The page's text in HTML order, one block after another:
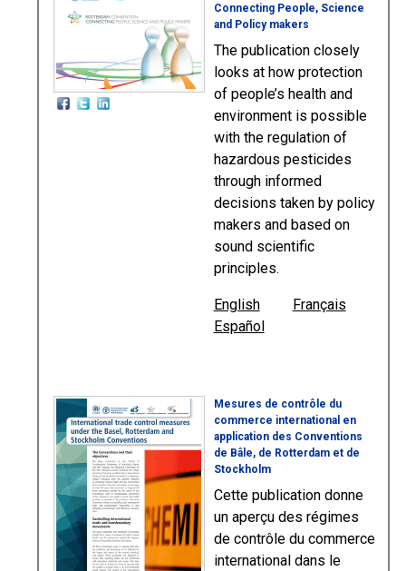
Connecting People, Science
and Policy makers
The publication closely
looks at how protection
of people’s health and
environment is possible
with the regulation of
hazardous pesticides
through informed
decisions taken by policy
makers and based on
sound scientific
principles.
English
Français
Español
Mesures de contrôle du
commerce international en
application des Conventions
de Bâle, de Rotterdam et de
Stockholm
Cette publication donne
un aperçu des régimes
de contrôle du commerce
international dans le